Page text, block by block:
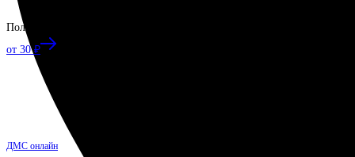
Полис, позволяющий получить лечение в случае укуса клеща
от 30 ₽
ДМС онлайн